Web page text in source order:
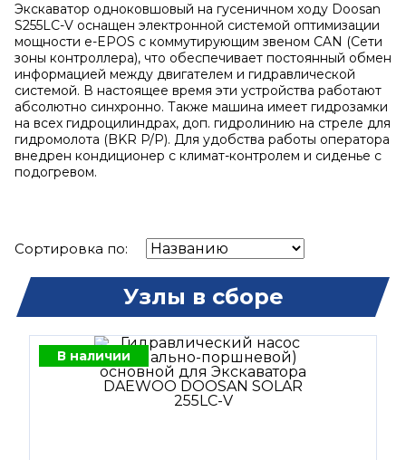
Экскаватор одноковшовый на гусеничном ходу Doosan
S255LC-V оснащен электронной системой оптимизации
мощности е-EPOS с коммутирующим звеном CAN (Сети
зоны контроллера), что обеспечивает постоянный обмен
информацией между двигателем и гидравлической
системой. В настоящее время эти устройства работают
абсолютно синхронно. Также машина имеет гидрозамки
на всех гидроцилиндрах, доп. гидролинию на стреле для
гидромолота (BKR P/P). Для удобства работы оператора
внедрен кондиционер с климат-контролем и сиденье с
подогревом.
Сортировка по:
Узлы в сборе
В наличии